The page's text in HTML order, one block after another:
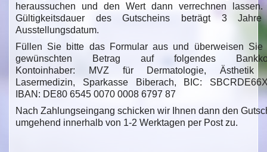
heraussuchen und den Wert dann verrechnen
Gültigkeitsdauer des Gutscheins beträgt 3
Ausstellungsdatum.
Füllen Sie bitte das Formular aus und überweisen Sie
gewünschten Betrag auf folgendes
Kontoinhaber: MVZ für Dermatologie, Ästhetik
Lasermedizin, Sparkasse Biberach, BIC:
IBAN: DE80 6545 0070 0008 6797 87
Nach Zahlungseingang schicken wir Ihnen dann den
umgehend innerhalb von 1-2 Werktagen per Post zu.